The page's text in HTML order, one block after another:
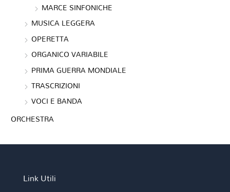
MARCE SINFONICHE
MUSICA LEGGERA
OPERETTA
ORGANICO VARIABILE
PRIMA GUERRA MONDIALE
TRASCRIZIONI
VOCI E BANDA
ORCHESTRA
Link Utili